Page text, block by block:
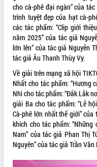
định EUDR
Thứ trưởng Bộ Nông nghiệp và Môi
trường Nguyễn Hoàng Hiệp khảo
vùng trồng và doanh nghiệp đóng
sầu riêng tại Đắk Lắk
Trình diễn nghệ thuật chế biến các
món ăn từ sầu riêng
Đắk Lắk công bố Quy hoạch và
tiến đầu tư tỉnh
Ngành cá ngừ Đắk Lắk chủ động
ứng để giữ vững thị trường xuất
Diễn đàn Kinh tế tư nhân Việt
phá cơ chế - Hợp tác công tư
Đề án 06 tạo bước ngoặt đột phá
cải cách hành chính tỉnh Đắk Lắk
cho cà-phê đại ngàn” của
trình tuyệt đẹp của hạt cà-
các tác phẩm: “Clip giới
năm 2025” của tác giả
lớn lên” của tác giả Nguyễn
tác giả Âu Thanh Thùy Vy.
Về giải trên mạng xã hội
Nhất cho tác phẩm: “Hương
Nhì cho tác phẩm: “Đắk Lắk
giải Ba cho tác phẩm: “Lễ
Cà-phê lớn nhất thế giới”
khích cho tác phẩm:
Nam” của tác giả Phan Thị
Nguyên” của tác giả Trần